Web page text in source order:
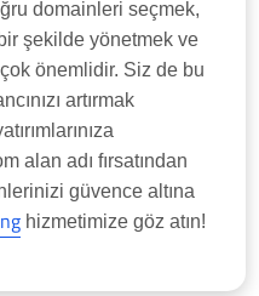
domainleri seçmek,
şekilde yönetmek ve
önemlidir. Siz de bu
artırmak
alan adı fırsatından
güvence altına
hizmetimize göz atın!